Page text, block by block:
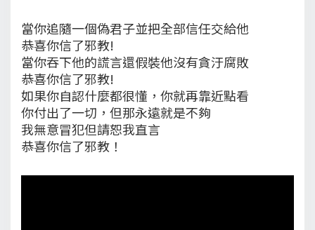
當你追隨一個偽君子並把全部信任交給他
恭喜你信了邪教!
當你吞下他的謊言還假裝他沒有貪汙腐敗
恭喜你信了邪教!
如果你自認什麼都很懂，你就再靠近點看
你付出了一切，但那永遠就是不夠
我無意冒犯但請恕我直言
恭喜你信了邪教！